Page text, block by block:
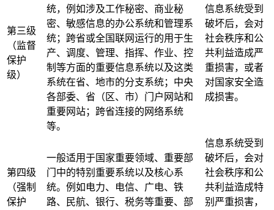
第三级
（监督
保护
级）
统，例如涉及工作秘密、商业秘
密、敏感信息的办公系统和管理系
统；跨省或全国联网运行的用于生
产、调度、管理、指挥、作业、控
制等方面的重要信息系统以及这类
系统在省、地市的分支系统；中央
各部委、省（区、市）门户网站和
重要网站；跨省连接的网络系统
等。
信息系统受到
破坏后，会对
社会秩序和公
共利益造成严
重损害，或者
对国家安全造
成损害。
第四级
（强制
保护
一般适用于国家重要领域、重要部
门中的特别重要系统以及核心系
统。例如电力、电信、广电、铁
路、民航、银行、税务等重要、部
信息系统受到
破坏后，会对
社会秩序和公
共利益造成特
别严重损害，